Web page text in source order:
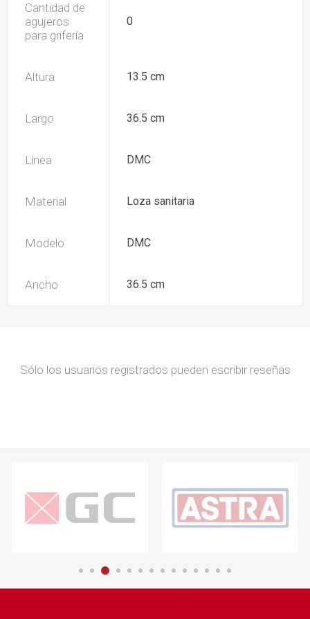
Cantidad de
agujeros
para grifería
0
Altura 13.5 cm
Largo 36.5 cm
Línea DMC
Material Loza sanitaria
Modelo DMC
Ancho 36.5 cm
Sólo los usuarios registrados pueden escribir reseñas